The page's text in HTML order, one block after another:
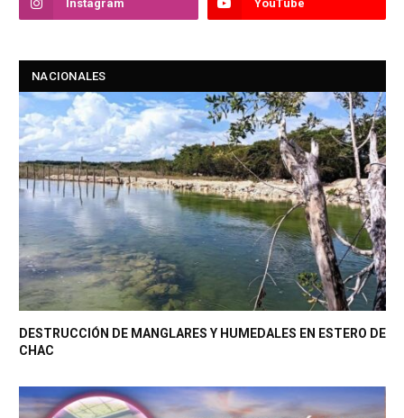
Instagram YouTube
NACIONALES
DESTRUCCIÓN DE MANGLARES Y HUMEDALES EN ESTERO DE
CHAC